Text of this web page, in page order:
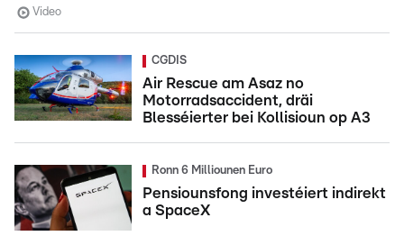
Video
CGDIS
Air Rescue am Asaz no
Motorradsaccident, dräi
Blesséierter bei Kollisioun op A3
Ronn 6 Milliounen Euro
Pensiounsfong investéiert indirekt
a SpaceX